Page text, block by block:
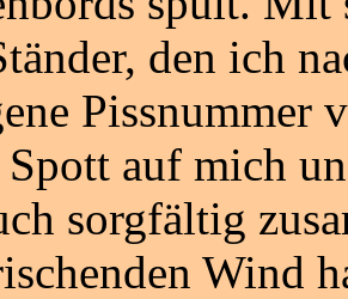
den ich
Pissnummer
Spott auf mich
sorgfältig
Wind